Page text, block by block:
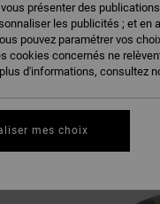
présenter des
les publicités ; et en
pouvez paramétrer vos
cookies concernés ne
d'informations, consultez
mes choix